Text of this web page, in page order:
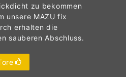
zu bekommen
unsere MAZU fix
erhalten die
sauberen Abschluss.